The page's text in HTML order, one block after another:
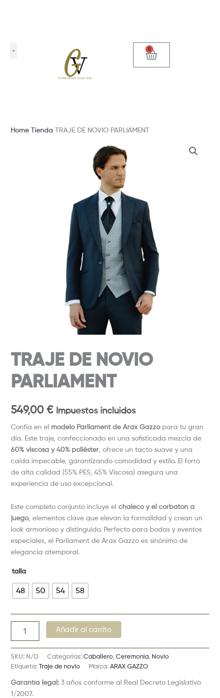
0
Carrito
Home Tienda TRAJE DE NOVIO PARLIAMENT
TRAJE DE NOVIO
PARLIAMENT
549,00 € Impuestos incluidos
Confía en el modelo Parliament de Arax Gazzopara tu gran
día. Este traje, confeccionado en una sofisticada mezcla de
60% viscosa y 40% poliéster, ofrece un tacto suave y una
caída impecable, garantizando comodidad y estilo. El forro
de alta calidad (55% PES, 45% Viscosa) asegura una
experiencia de uso excepcional.
Este completo conjunto incluye el chaleco y el corbatón a
juego, elementos clave que elevan la formalidad y crean un
look armonioso y distinguido. Perfecto para bodas y eventos
especiales, el Parliament de Arax Gazzo es sinónimo de
elegancia atemporal.
talla
48 50 54 58
Añadir al carrito
SKU: N/D Categorías: Caballero, Ceremonia, Novio
Etiqueta: Traje de novio Marca: ARAX GAZZO
Garantía legal:3 años conforme al Real Decreto Legislativo
1/2007.